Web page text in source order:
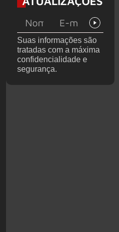
levanta
de de
deixar os
palcos
Suas informações são
tratadas com a máxima
confidencialidade e
segurança.